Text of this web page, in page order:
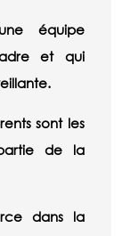
équipe
et qui
sont les
de la
dans la